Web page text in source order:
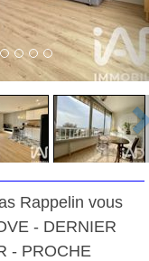
Rappelin vous
- DERNIER
- PROCHE